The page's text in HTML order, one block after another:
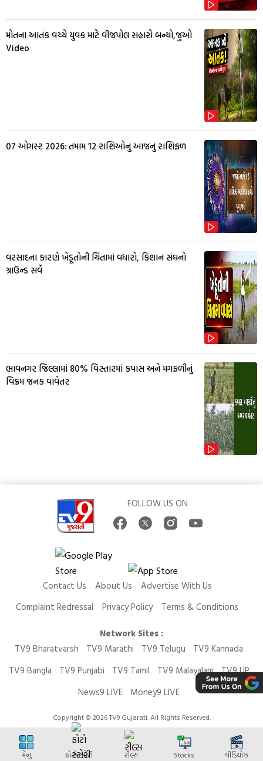
મોતના આતંક વચ્ચે યુવક માટે વીજપોલ સહારો બન્યો,જુઓ
Video
07 ઓગસ્ટ 2026: તમામ 12 રાશિઓનું આજનું રાશિફળ
વરસાદના કારણે ખેડૂતોની ચિંતામાં વધારો, કિશાન સંઘનો
ગ્રાઉન્ડ સર્વે
ભાવનગર જિલ્લામાં 80% વિસ્તારમાં કપાસ અને મગફળીનું
વિક્રમ જનક વાવેતર
FOLLOW US ON
Contact Us About Us
Advertise With Us
Complaint Redressal
Privacy Policy
Terms & Conditions
Network Sites :
TV9 Bharatvarsh
TV9 Marathi TV9 Telugu
TV9 Kannada
TV9 Bangla
TV9 Punjabi TV9 Tamil TV9 Malayalam TV9 UP
News9 LIVE
Money9 LIVE
Copyright © 2026 TV9 Gujarati. All Rights Reserved.
મેનુ ફોટો સ્ટોરી રીલ્સ Stocks વીડિયોઝ